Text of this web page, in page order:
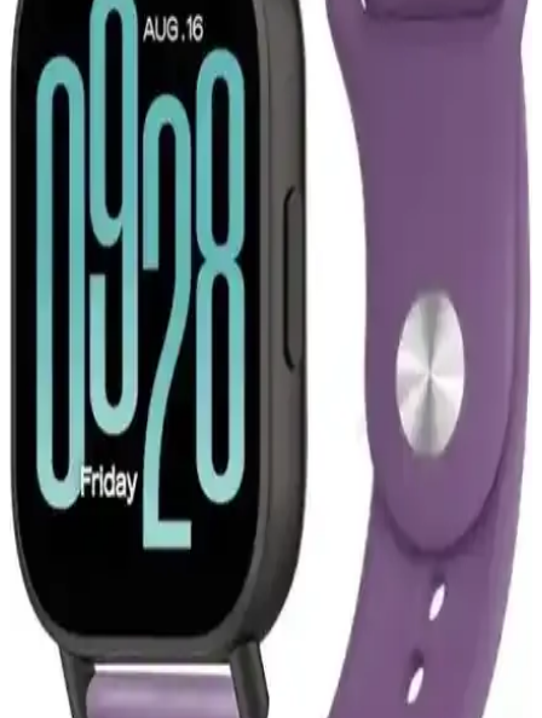
Guess kulak üstü Bluetooth kulaklık, şık tasarımı, yüksek ses kalitesi
ve ergonomik yapısıyla öne çıkar. Bluetooth 5.3 ve Type-C şarj ile
kullanımı kolay, konforlu ve dayanıklı bu model, müzik tutkunları
için ideal bir seçimdir.
Apple'ın Liquid Glass Tasarımı ve Erişilebilirlik
Sorunlarının Kullanıcı Deneyimine Etkisi
Apple'ın Liquid Glass tasarımı, düşük görme yetisine sahip
kullanıcılar için okunabilirlik sorunları yaratıyor. Uzun süredir
devam eden erişilebilirlik hataları ise performans ve kullanıcı
memnuniyetini olumsuz etkiliyor.
Apple iPhone 16 Pro Max 512GB Siyah: Gelişmiş
Kamera ve Yüksek Performanslı Akıllı Telefon
iPhone 16 Pro Max, titanyum tasarımı, 6,9 inç ekran ve gelişmiş
kameralarıyla öne çıkan yüksek performanslı akıllı telefon. Uzun pil
ömrü ve yenilikçi özellikleriyle kullanıcıların beklentilerini karşılar.
JLab'in Abartılı Boyuttaki Bluetooth
Hoparlörlerinin Tasarımı ve Kamu Alanlarındaki
Etkileri
JLab'in boyun etrafına takılan büyük Bluetooth hoparlörleri, müziği
çevreye yayarak yeni bir deneyim sunuyor. Ancak kamu alanlarında
kullanımı sosyal ve sağlık açısından tartışmalara yol açıyor.
Actto Çok Kademeli Notebook Stanı: Ergonomik ve
Fonksiyonel Tasarım Özellikleri